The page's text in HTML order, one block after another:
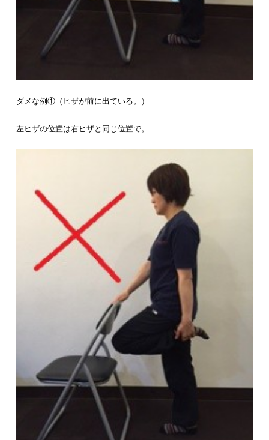
ダメな例①（ヒザが前に出ている。）
左ヒザの位置は右ヒザと同じ位置で。